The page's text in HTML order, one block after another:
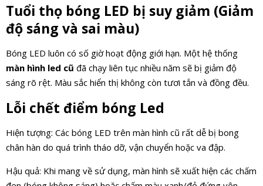
Tuổi thọ bóng LED bị suy giảm (Giảm
độ sáng và sai màu)
Bóng LED luôn có số giờ hoạt động giới hạn. Một hệ thống
màn hình led cũ đã chạy liên tục nhiều năm sẽ bị giảm độ
sáng rõ rệt. Màu sắc hiển thị không còn tươi tắn và đồng đều.
Lỗi chết điểm bóng Led
Hiện tượng: Các bóng LED trên màn hình cũ rất dễ bị bong
chân hàn do quá trình tháo dỡ, vận chuyển hoặc va đập.
Hậu quả: Khi mang về sử dụng, màn hình sẽ xuất hiện các chấm